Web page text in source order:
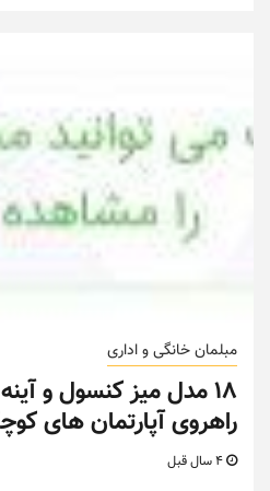
مبلمان خانگی و اداری
۱۸ مدل میز کنسول و
راهروی آپارتمان های